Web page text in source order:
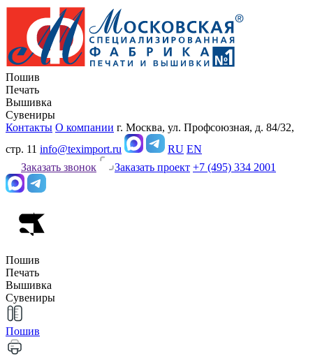
Пошив
Печать
Вышивка
Сувениры
Контакты О компании г. Москва, ул. Профсоюзная, д. 84/32,
стр. 11 info@teximport.ru RU EN
Заказать звонок
Заказать проект +7 (495) 334 2001
Пошив
Печать
Вышивка
Сувениры
Пошив